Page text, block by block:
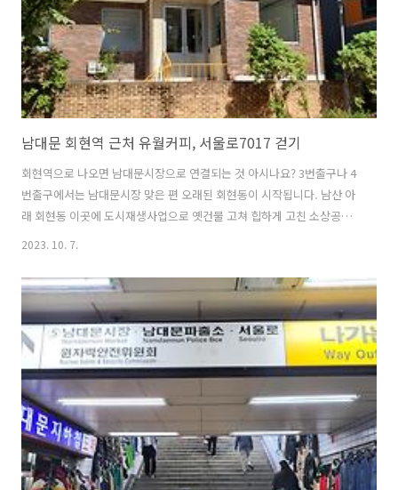
언제나 가도 좋은 단양! 특히 가곡..
남대문 회현역 근처 유월커피, 서울로7017 걷기
회현역으로 나오면 남대문시장으로 연결되는 것 아시나요? 3번출구나 4
번출구에서는 남대문시장 맞은 편 오래된 회현동이 시작됩니다. 남산 아
래 회현동 이곳에 도시재생사업으로 옛건물 고쳐 힙하게 고친 소상공인
들의 모임이 있습니다. 로컬스티치회현이라 불리는 상점들이 모여있는
군요. 근처 게스트하우스가 많아서인지 외국인관광객도 많이 오시더군
요. 쿠키와 케익도 직접 구우시는지 아침부터 고소한 향이 진동! 커피로
충전하고 서울로7017을 걸었어요.서울로의 시작점이 바로 회현역이랍
니다. 회현역에서 서울역을 지나 만리동까지 이어지는 서울로7017~조
경도 잘 되어있고 서울역 전경사진을 찍기에 좋은 포토존도 있어요. 만리
동에 가니 맛집도 많고 예쁜 카페도 많..
2023. 10. 7.